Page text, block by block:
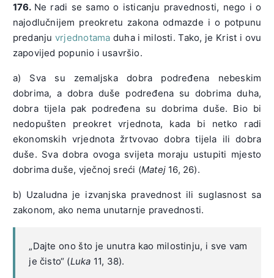
176. Ne radi se samo o isticanju pravednosti, nego i o
najodlučnijem preokretu zakona odmazde i o potpunu
predanjuvrjednotama duha i milosti. Tako, je Krist i ovu
zapovijed popunio i usavršio.
a) Sva su zemaljska dobra podređena nebeskim
dobrima, a dobra duše podređena su dobrima duha,
dobra tijela pak podređena su dobrima duše. Bio bi
nedopušten preokret vrjednota, kada bi netko radi
ekonomskih vrjednota žrtvovao dobra tijela ili dobra
duše. Sva dobra ovoga svijeta moraju ustupiti mjesto
dobrima duše, vječnoj sreći (Matej16, 26).
b) Uzaludna je izvanjska pravednost ili suglasnost sa
zakonom, ako nema unutarnje pravednosti.
„Dajte ono što je unutra kao milostinju, i sve vam
je čisto“ (Luka 11, 38).